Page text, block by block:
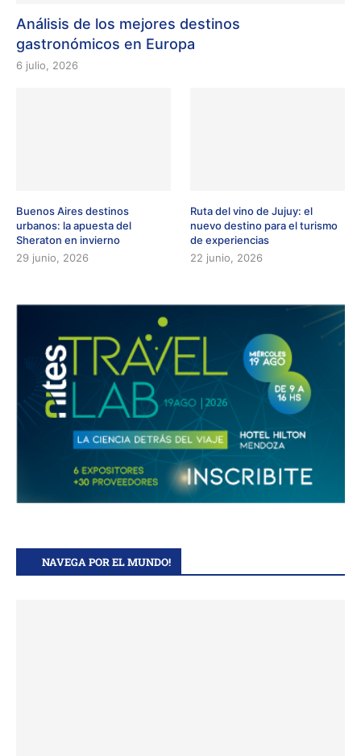
Análisis de los mejores destinos
gastronómicos en Europa
6 julio, 2026
Buenos Aires destinos
urbanos: la apuesta del
Sheraton en invierno
29 junio, 2026
Ruta del vino de Jujuy: el
nuevo destino para el turismo
de experiencias
22 junio, 2026
NAVEGA POR EL MUNDO!